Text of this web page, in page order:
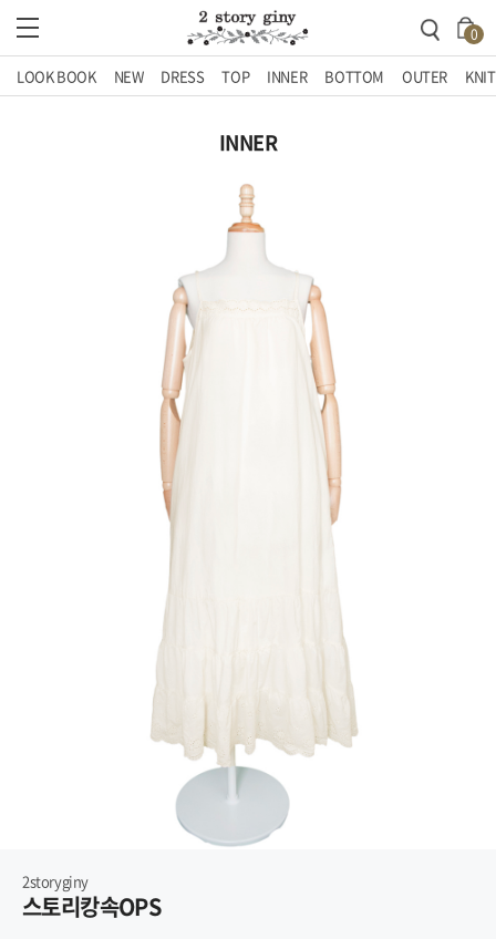
0
LOOK BOOK NEW DRESS TOP INNER BOTTOM OUTER KNIT
INNER
2storyginy
스토리캉속OPS